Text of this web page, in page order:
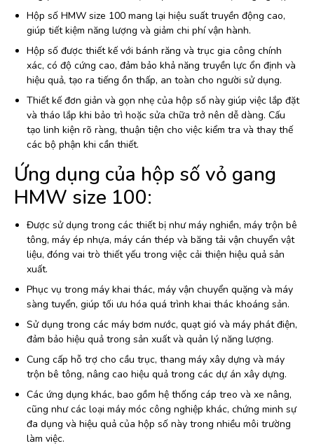
Hộp số HMW size 100 mang lại hiệu suất truyền động cao,
giúp tiết kiệm năng lượng và giảm chi phí vận hành.
Hộp số được thiết kế với bánh răng và trục gia công chính
xác, có độ cứng cao, đảm bảo khả năng truyền lực ổn định và
hiệu quả, tạo ra tiếng ồn thấp, an toàn cho người sử dụng.
Thiết kế đơn giản và gọn nhẹ của hộp số này giúp việc lắp đặt
và tháo lắp khi bảo trì hoặc sửa chữa trở nên dễ dàng. Cấu
tạo linh kiện rõ ràng, thuận tiện cho việc kiểm tra và thay thế
các bộ phận khi cần thiết.
Ứng dụng của hộp số vỏ gang
HMW size 100:
Được sử dụng trong các thiết bị như máy nghiền, máy trộn bê
tông, máy ép nhựa, máy cán thép và băng tải vận chuyển vật
liệu, đóng vai trò thiết yếu trong việc cải thiện hiệu quả sản
xuất.
Phục vụ trong máy khai thác, máy vận chuyển quặng và máy
sàng tuyển, giúp tối ưu hóa quá trình khai thác khoáng sản.
Sử dụng trong các máy bơm nước, quạt gió và máy phát điện,
đảm bảo hiệu quả trong sản xuất và quản lý năng lượng.
Cung cấp hỗ trợ cho cầu trục, thang máy xây dựng và máy
trộn bê tông, nâng cao hiệu quả trong các dự án xây dựng.
Các ứng dụng khác, bao gồm hệ thống cáp treo và xe nâng,
cũng như các loại máy móc công nghiệp khác, chứng minh sự
đa dụng và hiệu quả của hộp số này trong nhiều môi trường
làm việc.